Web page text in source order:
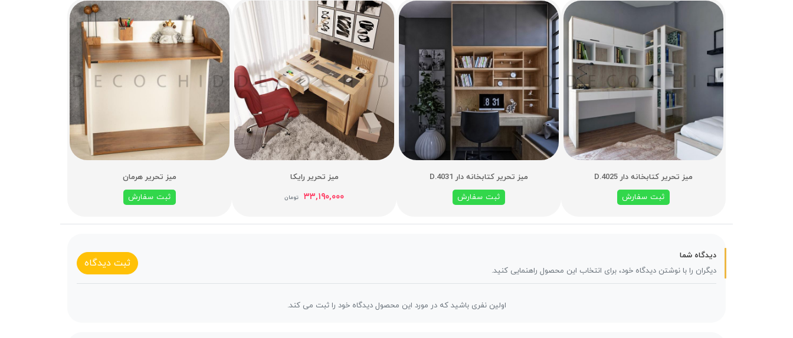
میز تحریر کتابخانه دار D.4025
ثبت سفارش
میز تحریر کتابخانه دار D.4031
ثبت سفارش
میز تحریر رایکا
۳۳,۱۹۰,۰۰۰ تومان
میز تحریر هرمان
ثبت سفارش
دیدگاه شما
دیگران را با نوشتن دیدگاه خود، برای انتخاب این محصول راهنمایی کنید.
ثبت دیدگاه
اولین نفری باشید که در مورد این محصول دیدگاه خود را ثبت می کند.